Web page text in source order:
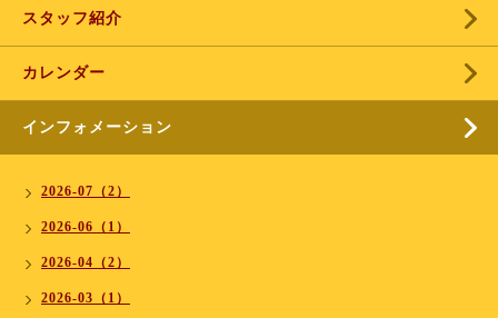
スタッフ紹介
カレンダー
インフォメーション
2026-07（2）
2026-06（1）
2026-04（2）
2026-03（1）